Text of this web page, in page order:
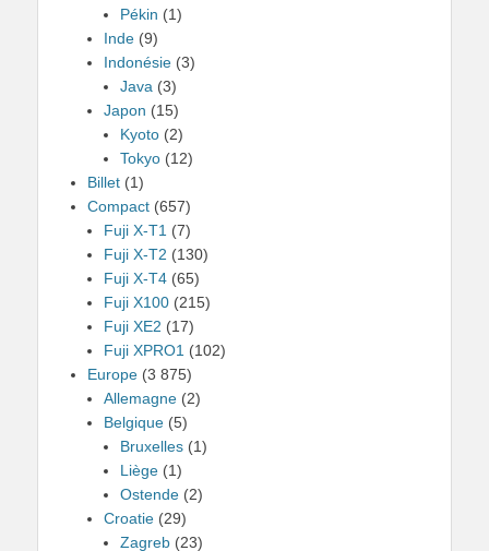
Pékin (1)
Inde (9)
Indonésie (3)
Java (3)
Japon (15)
Kyoto (2)
Tokyo (12)
Billet (1)
Compact (657)
Fuji X-T1 (7)
Fuji X-T2 (130)
Fuji X-T4 (65)
Fuji X100 (215)
Fuji XE2 (17)
Fuji XPRO1 (102)
Europe (3 875)
Allemagne (2)
Belgique (5)
Bruxelles (1)
Liège (1)
Ostende (2)
Croatie (29)
Zagreb (23)